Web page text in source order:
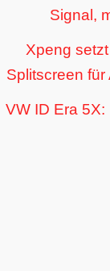
Signal,
Xpeng
Splitscreen
VW ID Era